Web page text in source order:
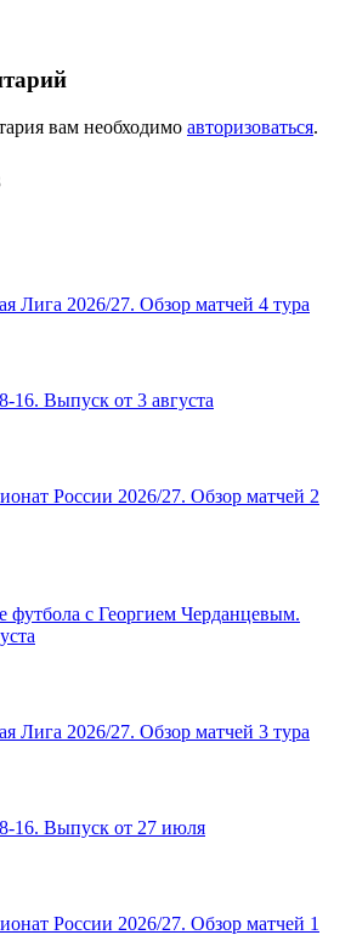
вам необходимо авторизоваться.
Лига 2026/27. Обзор матчей 4 тура
16. Выпуск от 3 августа
России 2026/27. Обзор матчей 2
футбола с Георгием Черданцевым.
Лига 2026/27. Обзор матчей 3 тура
16. Выпуск от 27 июля
России 2026/27. Обзор матчей 1